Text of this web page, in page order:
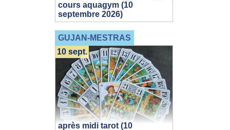
cours aquagym (10
septembre 2026)
GUJAN-MESTRAS
après midi tarot (10
10 sept.